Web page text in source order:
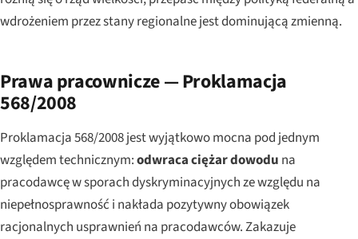
wdrożeniem przez stany regionalne jest dominującą zmienną.
Prawa pracownicze — Proklamacja
568/2008
Proklamacja 568/2008 jest wyjątkowo mocna pod jednym
względem technicznym:odwraca ciężar dowodu na
pracodawcę w sporach dyskryminacyjnych ze względu na
niepełnosprawność i nakłada pozytywny obowiązek
racjonalnych usprawnień na pracodawców. Zakazuje